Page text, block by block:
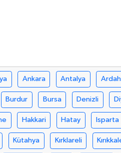
Ankara Antalya
Burdur Bursa Denizli
Hakkari Hatay Isparta
Kütahya Kırklareli